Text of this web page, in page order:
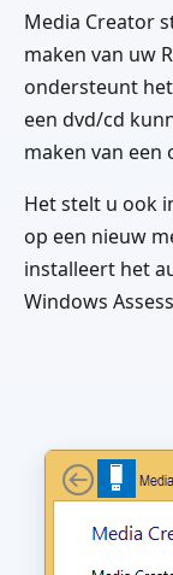
Media Creator
maken van uw
ondersteunt
een dvd/cd
maken van
Het stelt u ook
op een nieuw
installeert het
Windows